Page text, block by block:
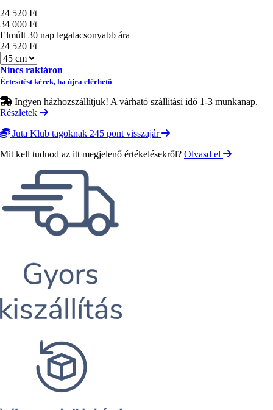
Ár
24 520 Ft
34 000 Ft
Elmúlt 30 nap legalacsonyabb ára
24 520 Ft
Méret
Nincs raktáron
Értesítést kérek, ha újra elérhető
Ingyen házhozszállítjuk! A várható szállítási idő 1-3 munkanap.
Részletek
Juta Klub tagoknak 245 pont visszajár
Mit kell tudnod az itt megjelenő értékelésekről? Olvasd el